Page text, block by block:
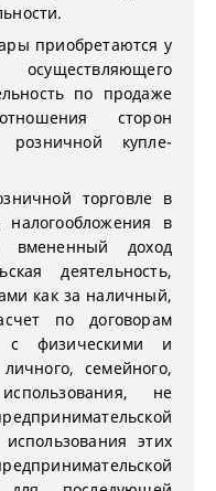
приобретаются у
по продаже
сторон
купле-
торговле в
в
доход
деятельность,
как за наличный,
по договорам
с физическими и
семейного,
не
этих